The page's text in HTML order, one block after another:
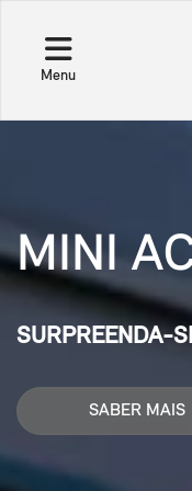
Menu
MINI
SURPREENDA-
SABER MAIS